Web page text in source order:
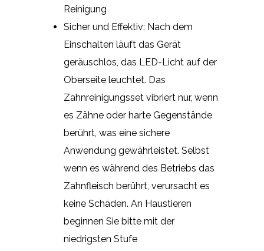
Reinigung
Sicher und Effektiv: Nach dem
Einschalten läuft das Gerät
geräuschlos, das LED-Licht auf der
Oberseite leuchtet. Das
Zahnreinigungsset vibriert nur, wenn
es Zähne oder harte Gegenstände
berührt, was eine sichere
Anwendung gewährleistet. Selbst
wenn es während des Betriebs das
Zahnfleisch berührt, verursacht es
keine Schäden. An Haustieren
beginnen Sie bitte mit der
niedrigsten Stufe